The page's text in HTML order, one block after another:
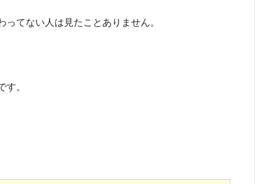
てない人は見たことありません。
。